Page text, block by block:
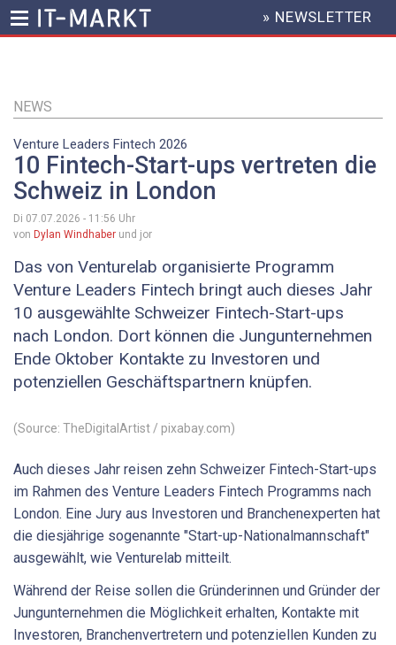
Inhalt
HEADER
MENU
» NEWSLETTER
NEWS
Venture Leaders Fintech 2026
10 Fintech-Start-ups vertreten die
Schweiz in London
Di 07.07.2026 - 11:56 Uhr
von Dylan Windhaber und jor
Das von Venturelab organisierte Programm
Venture Leaders Fintech bringt auch dieses Jahr
10 ausgewählte Schweizer Fintech-Start-ups
nach London. Dort können die Jungunternehmen
Ende Oktober Kontakte zu Investoren und
potenziellen Geschäftspartnern knüpfen.
(Source: TheDigitalArtist / pixabay.com)
Auch dieses Jahr reisen zehn Schweizer Fintech-Start-ups
im Rahmen des Venture Leaders Fintech Programms nach
London. Eine Jury aus Investoren und Branchenexperten hat
die diesjährige sogenannte "Start-up-Nationalmannschaft"
ausgewählt, wie Venturelab mitteilt.
Während der Reise sollen die Gründerinnen und Gründer der
Jungunternehmen die Möglichkeit erhalten, Kontakte mit
Investoren, Branchenvertretern und potenziellen Kunden zu